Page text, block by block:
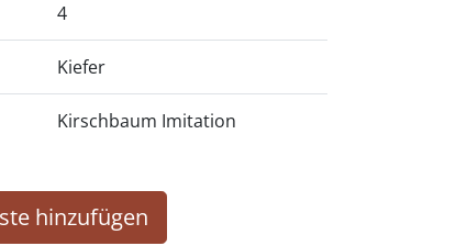
4
Kiefer
Kirschbaum Imitation
hinzufügen